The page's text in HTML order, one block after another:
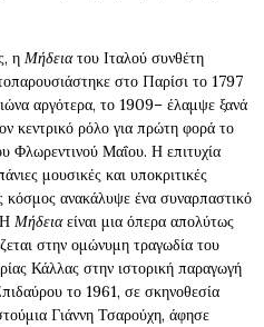
η Μήδειατου Ιταλού συνθέτη
στο Παρίσι το 1797
αργότερα, το 1909– έλαμψε ξανά
κεντρικό ρόλο για πρώτη φορά το
Φλωρεντινού Μαΐου. Η επιτυχία
μουσικές και υποκριτικές
κόσμος ανακάλυψε ένα συναρπαστικό
Μήδειαείναι μια όπερα απολύτως
στην ομώνυμη τραγωδία του
Κάλλας στην ιστορική παραγωγή
το 1961, σε σκηνοθεσία
Γιάννη Τσαρούχη, άφησε